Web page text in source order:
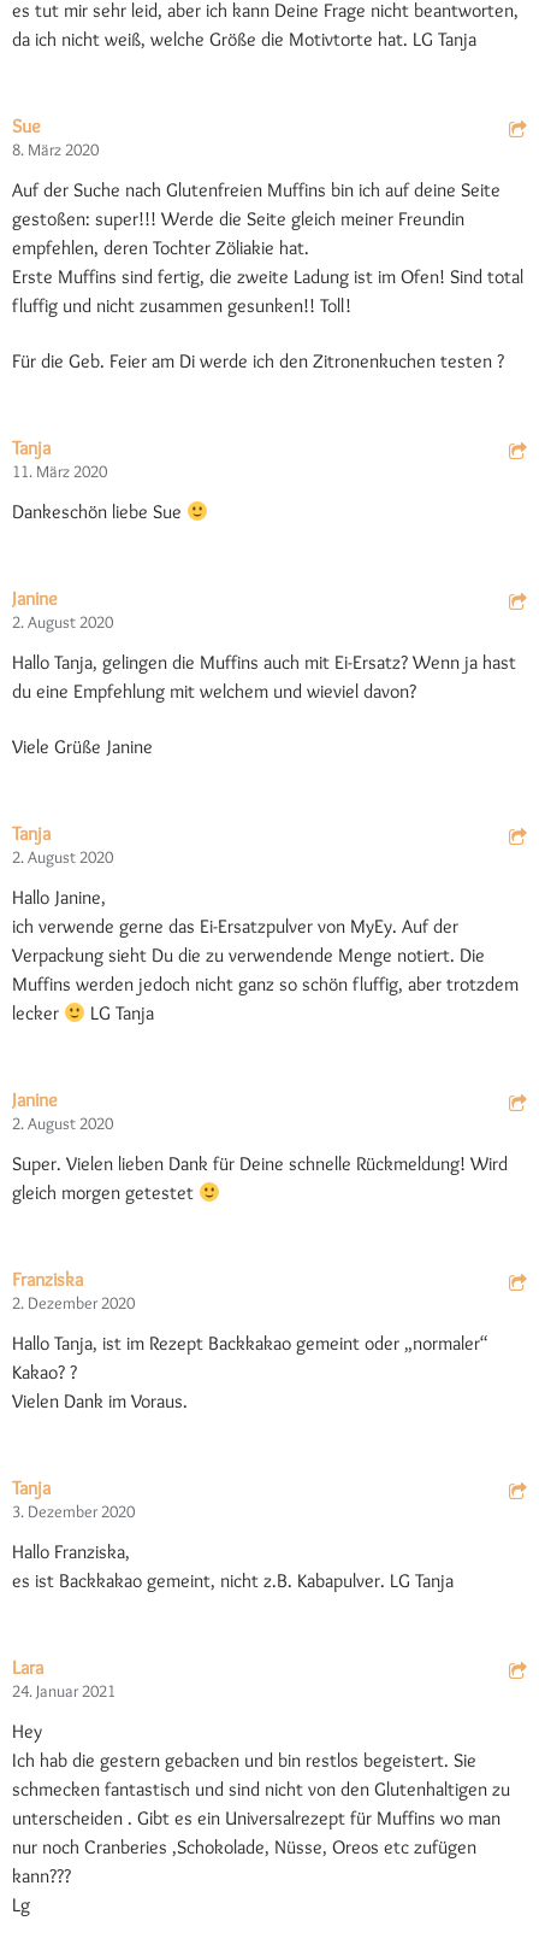
es tut mir sehr leid, aber ich kann Deine Frage nicht beantworten,
da ich nicht weiß, welche Größe die Motivtorte hat. LG Tanja
Sue
8. März 2020
Auf der Suche nach Glutenfreien Muffins bin ich auf deine Seite
gestoßen: super!!! Werde die Seite gleich meiner Freundin
empfehlen, deren Tochter Zöliakie hat.
Erste Muffins sind fertig, die zweite Ladung ist im Ofen! Sind total
fluffig und nicht zusammen gesunken!! Toll!
Für die Geb. Feier am Di werde ich den Zitronenkuchen testen ?
Tanja
11. März 2020
Dankeschön liebe Sue
Janine
2. August 2020
Hallo Tanja, gelingen die Muffins auch mit Ei-Ersatz? Wenn ja hast
du eine Empfehlung mit welchem und wieviel davon?
Viele Grüße Janine
Tanja
2. August 2020
Hallo Janine,
ich verwende gerne das Ei-Ersatzpulver von MyEy. Auf der
Verpackung sieht Du die zu verwendende Menge notiert. Die
Muffins werden jedoch nicht ganz so schön fluffig, aber trotzdem
lecker
LG Tanja
Janine
2. August 2020
Super. Vielen lieben Dank für Deine schnelle Rückmeldung! Wird
gleich morgen getestet
Franziska
2. Dezember 2020
Hallo Tanja, ist im Rezept Backkakao gemeint oder „normaler“
Kakao? ?
Vielen Dank im Voraus.
Tanja
3. Dezember 2020
Hallo Franziska,
es ist Backkakao gemeint, nicht z.B. Kabapulver. LG Tanja
Lara
24. Januar 2021
Hey
Ich hab die gestern gebacken und bin restlos begeistert. Sie
schmecken fantastisch und sind nicht von den Glutenhaltigen zu
unterscheiden . Gibt es ein Universalrezept für Muffins wo man
nur noch Cranberies ,Schokolade, Nüsse, Oreos etc zufügen
kann???
Lg